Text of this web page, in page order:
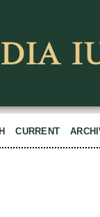
CURRENT